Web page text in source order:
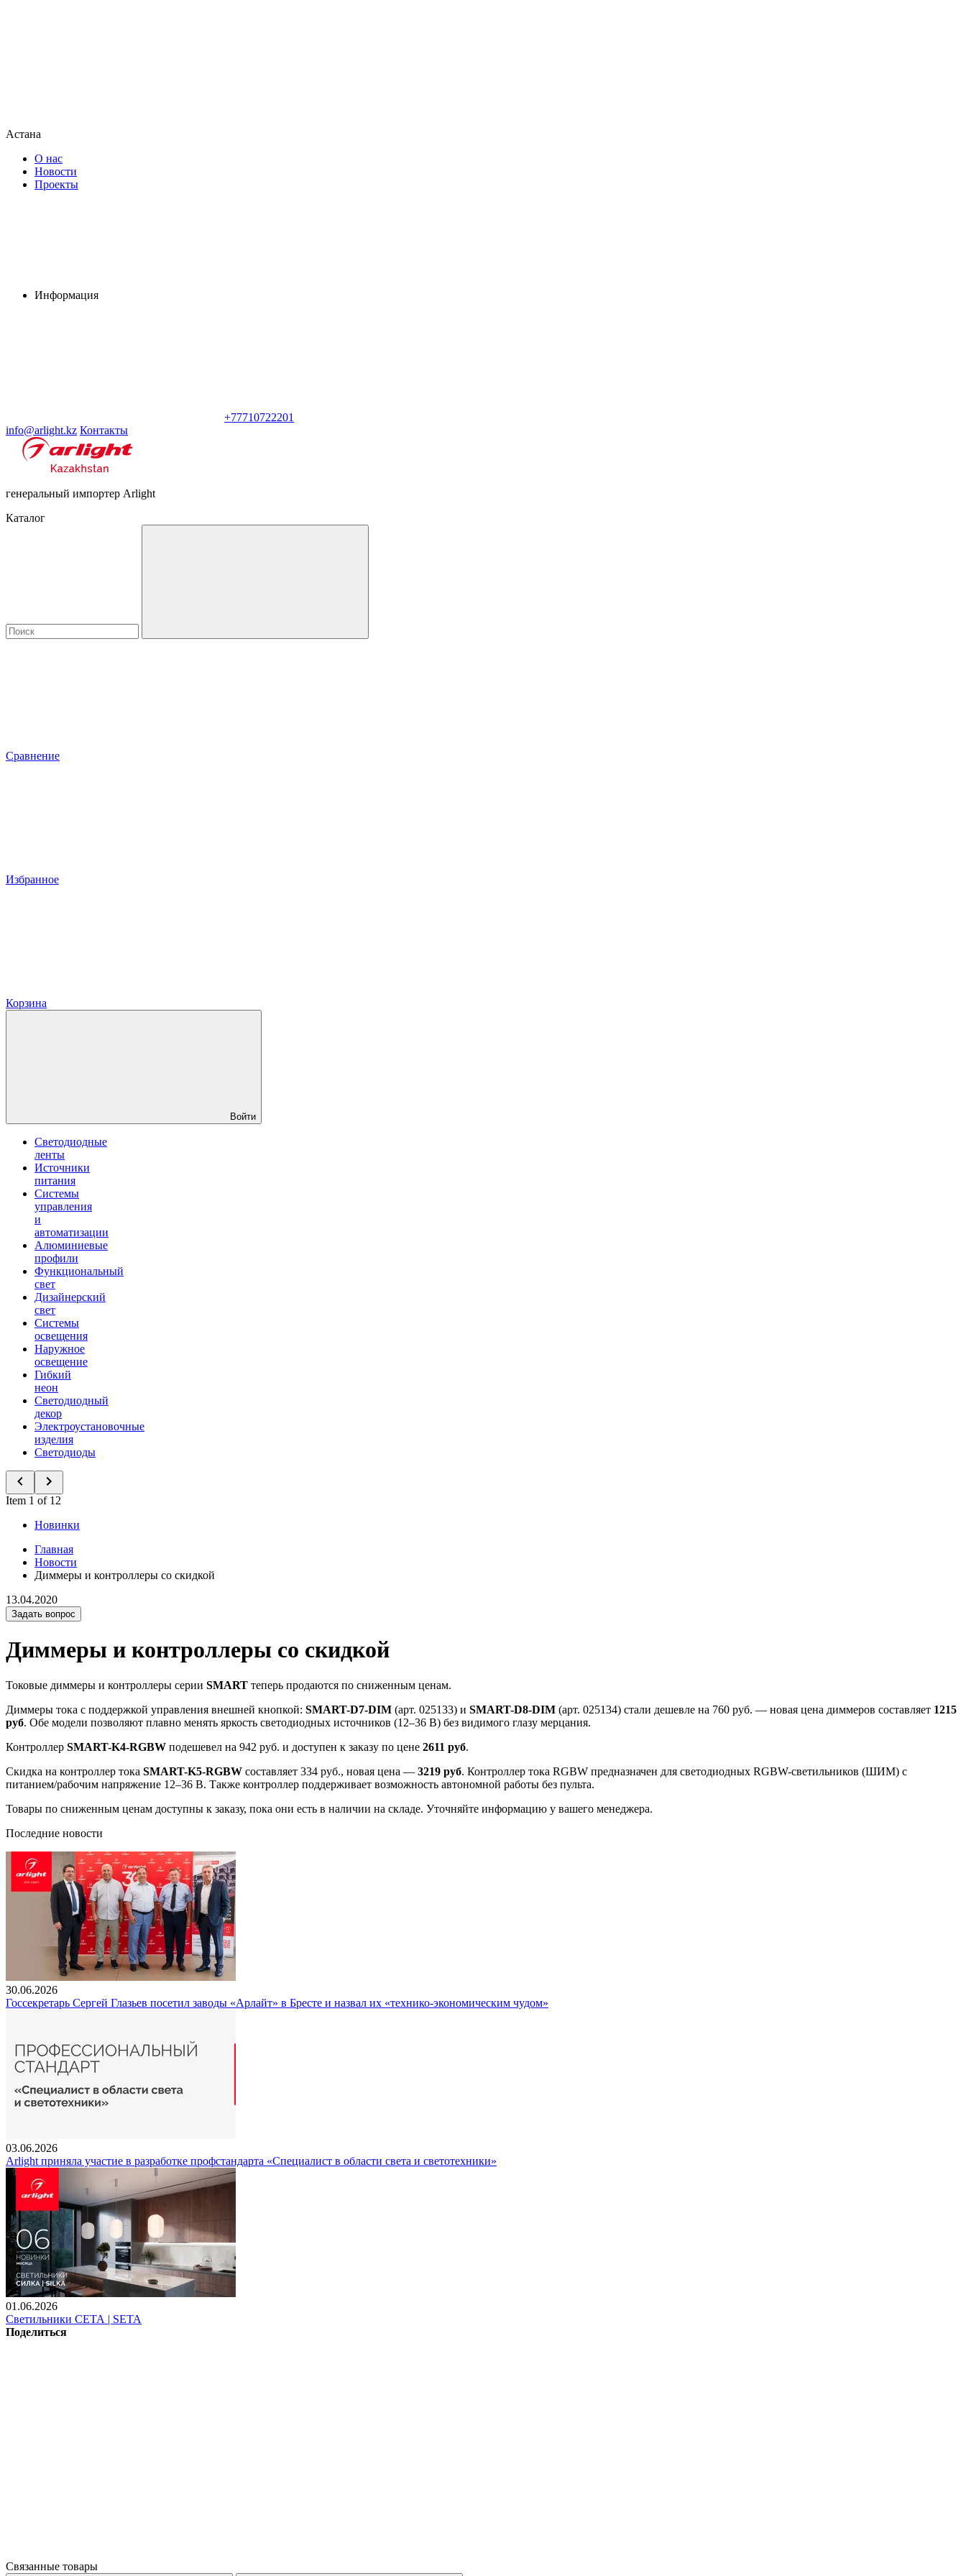
Астана
О нас
Новости
Проекты
Информация
+77710722201
info@arlight.kz Контакты
генеральный импортер Arlight
Каталог
Сравнение
Избранное
Корзина
Войти
Светодиодные
ленты
Источники
питания
Системы
управления
и
автоматизации
Алюминиевые
профили
Функциональный
свет
Дизайнерский
свет
Системы
освещения
Наружное
освещение
Гибкий
неон
Светодиодный
декор
Электроустановочные
изделия
Светодиоды
Item 1 of 12
Новинки
Главная
Новости
Диммеры и контроллеры со скидкой
13.04.2020
Задать вопрос
Диммеры и контроллеры со скидкой
Токовые диммеры и контроллеры серии SMART теперь продаются по сниженным ценам.
Диммеры тока с поддержкой управления внешней кнопкой: SMART-D7-DIM (арт. 025133) и SMART-D8-DIM (арт. 025134) стали дешевле на 760 руб. — новая цена диммеров составляет 1215
руб. Обе модели позволяют плавно менять яркость светодиодных источников (12–36 В) без видимого глазу мерцания.
Контроллер SMART-K4-RGBW подешевел на 942 руб. и доступен к заказу по цене 2611 руб.
Скидка на контроллер тока SMART-K5-RGBW составляет 334 руб., новая цена — 3219 руб. Контроллер тока RGBW предназначен для светодиодных RGBW-светильников (ШИМ) с
питанием/рабочим напряжение 12–36 В. Также контроллер поддерживает возможность автономной работы без пульта.
Товары по сниженным ценам доступны к заказу, пока они есть в наличии на складе. Уточняйте информацию у вашего менеджера.
Последние новости
30.06.2026
Госсекретарь Сергей Глазьев посетил заводы «Арлайт» в Бресте и назвал их «технико-экономическим чудом»
03.06.2026
Arlight приняла участие в разработке профстандарта «Специалист в области света и светотехники»
01.06.2026
Светильники СЕТА | SETA
Поделиться
Связанные товары